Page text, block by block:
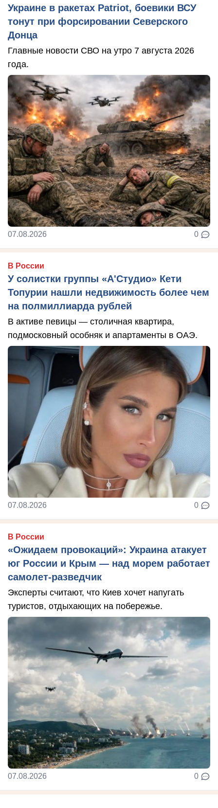
Украине в ракетах Patriot, боевики ВСУ
тонут при форсировании Северского
Донца
Главные новости СВО на утро 7 августа 2026
года.
07.08.2026 0
В России
У солистки группы «А'Студио» Кети
Топурии нашли недвижимость более чем
на полмиллиарда рублей
В активе певицы — столичная квартира,
подмосковный особняк и апартаменты в ОАЭ.
07.08.2026 0
В России
«Ожидаем провокаций»: Украина атакует
юг России и Крым — над морем работает
самолет-разведчик
Эксперты считают, что Киев хочет напугать
туристов, отдыхающих на побережье.
07.08.2026 0